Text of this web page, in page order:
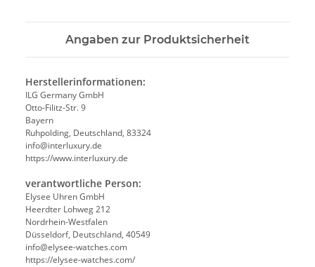
Angaben zur Produktsicherheit
Herstellerinformationen:
ILG Germany GmbH
Otto-Filitz-Str. 9
Bayern
Ruhpolding, Deutschland, 83324
info@interluxury.de
https://www.interluxury.de
verantwortliche Person:
Elysee Uhren GmbH
Heerdter Lohweg 212
Nordrhein-Westfalen
Düsseldorf, Deutschland, 40549
info@elysee-watches.com
https://elysee-watches.com/